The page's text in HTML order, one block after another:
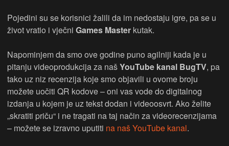
Pojedini su se korisnici žalili da im nedostaju igre, pa se u
život vratio i vječni Games Master kutak.
Napominjem da smo ove godine puno agilniji kada je u
pitanju videoprodukcija za našYouTube kanal BugTV, pa
tako uz niz recenzija koje smo objavili u ovome broju
možete uočiti QR kodove – oni vas vode do digitalnog
izdanja u kojem je uz tekst dodan i videoosvrt. Ako želite
„skratiti priču“ i ne tragati na taj način za videorecenzijama
– možete se izravno uputiti na naš YouTube kanal.